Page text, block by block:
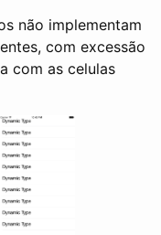
não implementam
com excessão
com as celulas